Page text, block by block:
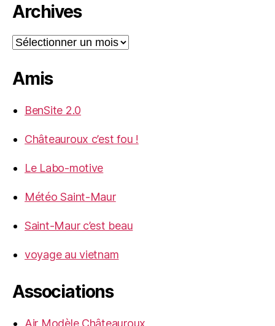
Archives
Archives
Amis
BenSite 2.0
Châteauroux c’est fou !
Le Labo-motive
Météo Saint-Maur
Saint-Maur c’est beau
voyage au vietnam
Associations
Air Modèle Châteauroux